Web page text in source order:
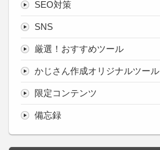
SEO対策
SNS
厳選！おすすめツール
かじさん作成オリジナルツール
限定コンテンツ
備忘録